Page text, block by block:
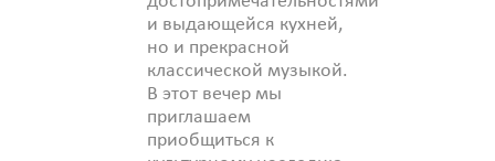
и выдающейся кухней,
но и прекрасной
классической музыкой.
В этот вечер мы
приглашаем
приобщиться к